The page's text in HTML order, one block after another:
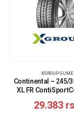
XGROUP GUME
Continental – 245/
XL FR
29.383